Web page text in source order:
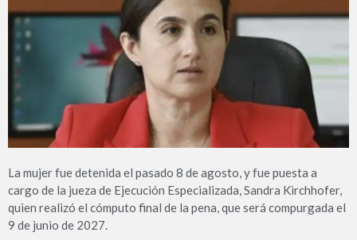
La mujer fue detenida el pasado 8 de agosto, y fue puesta a
cargo de la jueza de Ejecución Especializada, Sandra Kirchhofer,
quien realizó el cómputo final de la pena, que será compurgada el
9 de junio de 2027.